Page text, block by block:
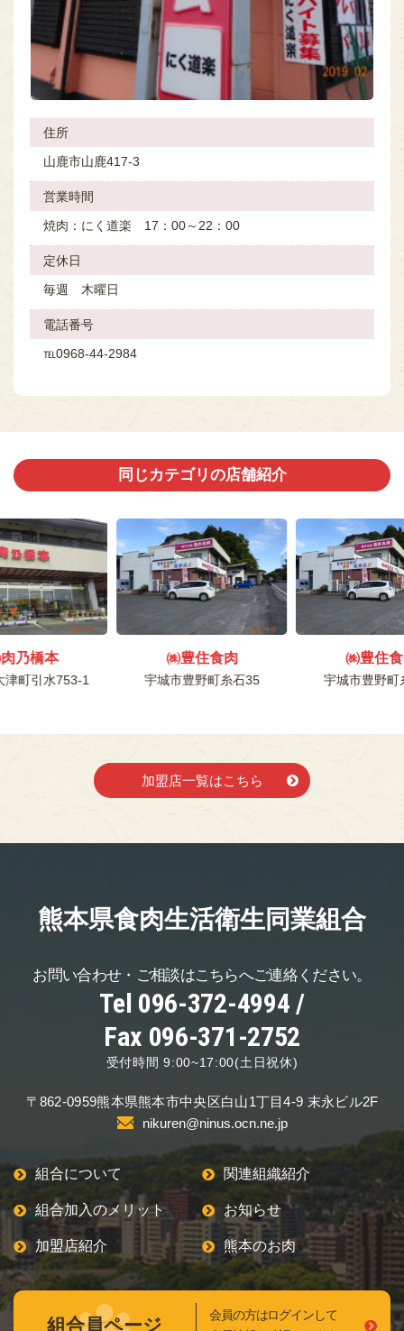
住所
山鹿市山鹿417-3
営業時間
焼肉：にく道楽 17：00～22：00
定休⽇
毎週 木曜日
電話番号
℡0968-44-2984
同じカテゴリの店舗紹介
乃橋本
津町引水753-1
㈱豊住食肉
宇城市豊野町糸石35
㈱豊住
宇城市豊野町
加盟店一覧はこちら
熊本県食肉生活衛生同業組合
お問い合わせ・ご相談はこちらへご連絡ください。
Tel 096-372-4994 /
Fax 096-371-2752
受付時間 9:00~17:00(土日祝休)
〒862-0959熊本県熊本市中央区白山1丁目4-9 末永ビル2F
nikuren@ninus.ocn.ne.jp
組合について 関連組織紹介
組合加入のメリット お知らせ
加盟店紹介 熊本のお肉
組合員ページ
会員の方はログインして